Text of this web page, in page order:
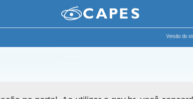
Versão do